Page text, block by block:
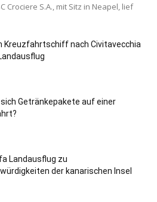
Crociere S.A., mit Sitz in Neapel, lief
Kreuzfahrtschiff nach Civitavecchia
sich Getränkepakete auf einer
Landausflug zu
der kanarischen Insel